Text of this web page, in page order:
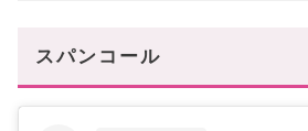
スパンコール